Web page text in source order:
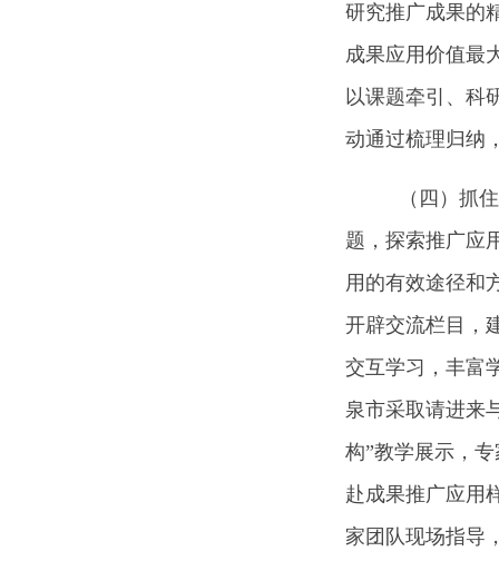
研究推广成果的
成果应用价值最
以课题牵引、科
动通过梳理归纳
（四）抓住
题，探索推广应
用的有效途径和
开辟交流栏目，
交互学习，丰富
泉市采取请进来
构”教学展示，
赴成果推广应用
家团队现场指导